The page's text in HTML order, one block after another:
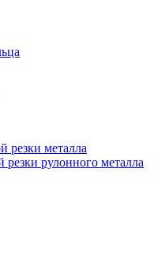
резки металла
рулонного металла